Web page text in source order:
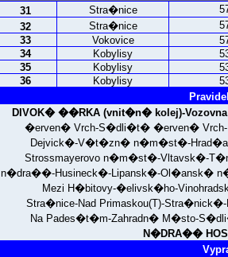
31
Stra�nice
32
Stra�nice
33
Vokovice
34
Kobylisy
35
Kobylisy
36
Kobylisy
DIVOK� ��RKA (vnit�n� kolej)-
�erven� Vrch-S�dli�t� �erven� Vrch-
Dejvick�-V�t�zn� n�m�st�-
Strossmayerovo n�m�st�-Vltavsk�-
n�dra��-Husineck�-Lipansk�-
Mezi H�bitovy-�elivsk�ho-
Stra�nice-Nad Primaskou(T)-
Na Pades�t�m-Zahradn� M�sto-
N�DRA��